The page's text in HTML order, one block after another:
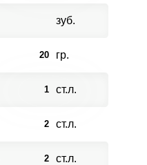
зуб.
20 гр.
1 ст.л.
2 ст.л.
2 ст.л.